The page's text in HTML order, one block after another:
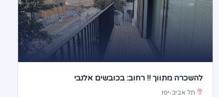
להשכרה מתווך !! רחוב: בכובשים אלנבי
תל אביב-יפו